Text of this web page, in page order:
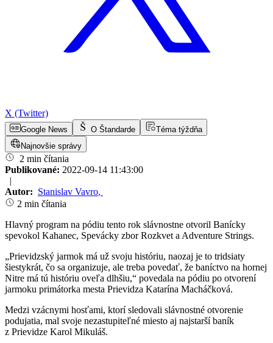
X (Twitter)
Google News O Štandarde
Téma týždňa
Najnovšie správy
2 min čítania
Publikované: 2022-09-14 11:43:00
|
Autor: Stanislav Vavro,
2 min čítania
Hlavný program na pódiu tento rok slávnostne otvoril Banícky
spevokol Kahanec, Spevácky zbor Rozkvet a Adventure Strings.
„Prievidzský jarmok má už svoju históriu, naozaj je to tridsiaty
šiestykrát, čo sa organizuje, ale treba povedať, že baníctvo na hornej
Nitre má tú históriu oveľa dlhšiu,“ povedala na pódiu po otvorení
jarmoku primátorka mesta Prievidza Katarína Macháčková.
Medzi vzácnymi hosťami, ktorí sledovali slávnostné otvorenie
podujatia, mal svoje nezastupiteľné miesto aj najstarší baník
z Prievidze Karol Mikuláš.